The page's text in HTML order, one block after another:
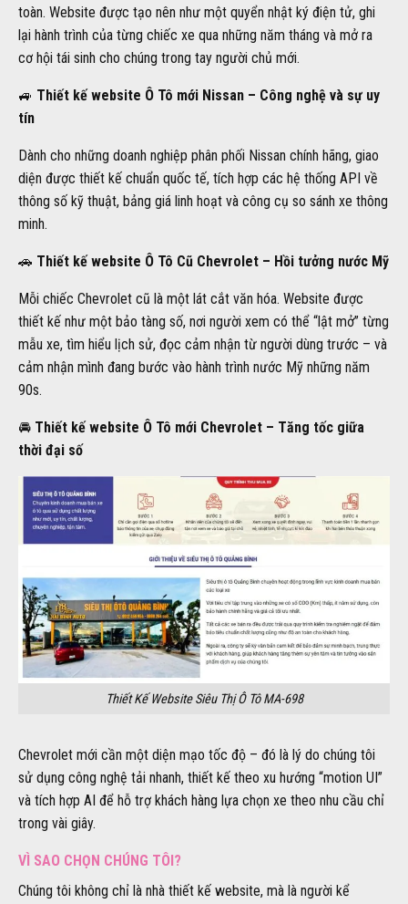
toàn. Website được tạo nên như một quyển nhật ký điện tử, ghi
lại hành trình của từng chiếc xe qua những năm tháng và mở ra
cơ hội tái sinh cho chúng trong tay người chủ mới.
🚙 Thiết kế website Ô Tô mới Nissan – Công nghệ và sự uy
tín
Dành cho những doanh nghiệp phân phối Nissan chính hãng, giao
diện được thiết kế chuẩn quốc tế, tích hợp các hệ thống API về
thông số kỹ thuật, bảng giá linh hoạt và công cụ so sánh xe thông
minh.
🚗 Thiết kế website Ô Tô Cũ Chevrolet – Hồi tưởng nước Mỹ
Mỗi chiếc Chevrolet cũ là một lát cắt văn hóa. Website được
thiết kế như một bảo tàng số, nơi người xem có thể “lật mở” từng
mẫu xe, tìm hiểu lịch sử, đọc cảm nhận từ người dùng trước – và
cảm nhận mình đang bước vào hành trình nước Mỹ những năm
90s.
🚘 Thiết kế website Ô Tô mới Chevrolet – Tăng tốc giữa
thời đại số
Thiết Kế Website Siêu Thị Ô Tô MA-698
Chevrolet mới cần một diện mạo tốc độ – đó là lý do chúng tôi
sử dụng công nghệ tải nhanh, thiết kế theo xu hướng “motion UI”
và tích hợp AI để hỗ trợ khách hàng lựa chọn xe theo nhu cầu chỉ
trong vài giây.
VÌ SAO CHỌN CHÚNG TÔI?
Chúng tôi không chỉ là nhà thiết kế website, mà là người kể